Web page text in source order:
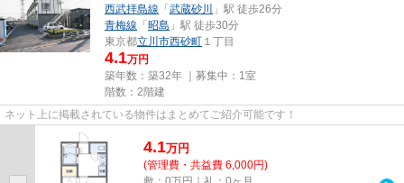
西武拝島線 「武蔵砂川
」駅 徒歩26分
青梅線 「昭島 」駅 徒歩30分
東京都立川市西砂町 １丁目
4.1万円
築年数：築32年 ｜募集中： 1室
階数：2階建
ネット上に掲載されている物件はまとめてご紹介可能です！
4.1万円
(管理費・共益費 6,000円)